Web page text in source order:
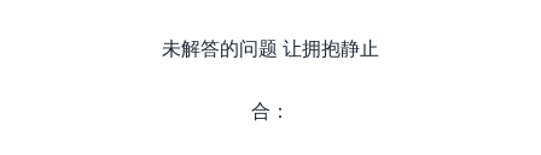
未解答的问题 让拥抱静止
合：